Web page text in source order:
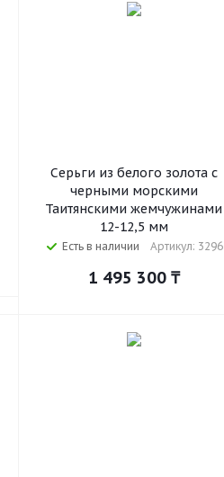
Серьги из белого золота с
черными морскими
Таитянскими жемчужинами
12-12,5 мм
Есть в наличии Артикул: 3296
1 495 300₸